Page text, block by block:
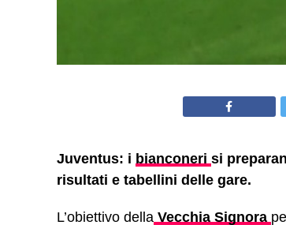
Juventus: i bianconeri si
risultati e tabellini delle gare.
L’obiettivo della Vecchia Signora